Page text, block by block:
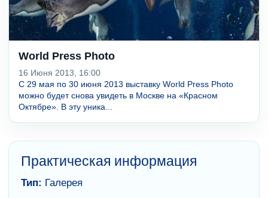
World Press Photo
16 Июня 2013, 16:00
С 29 мая по 30 июня 2013 выставку World Press Photo
можно будет снова увидеть в Москве на «Красном
Октябре». В эту уника...
Практическая информация
Тип: Галерея